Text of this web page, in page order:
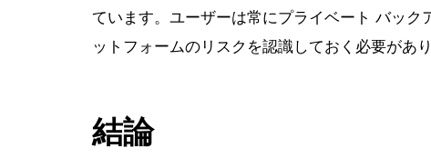
ています。ユーザーは常にプライベート バッ
ットフォームのリスクを認識しておく必要があり
結論